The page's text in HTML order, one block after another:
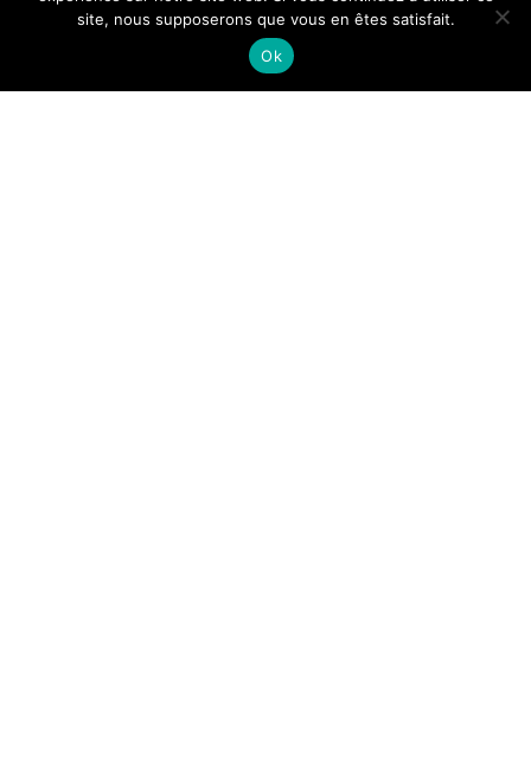
Tous droits reservés.
site, nous supposerons que vous en êtes satisfait.
Ok